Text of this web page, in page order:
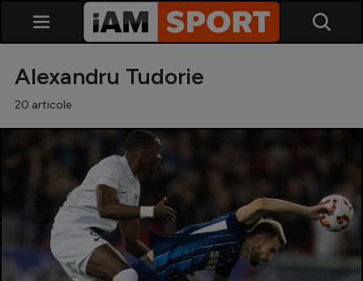
SuperLiga
Liga 2
Cupa României
Alexandru Tudorie
20 articole